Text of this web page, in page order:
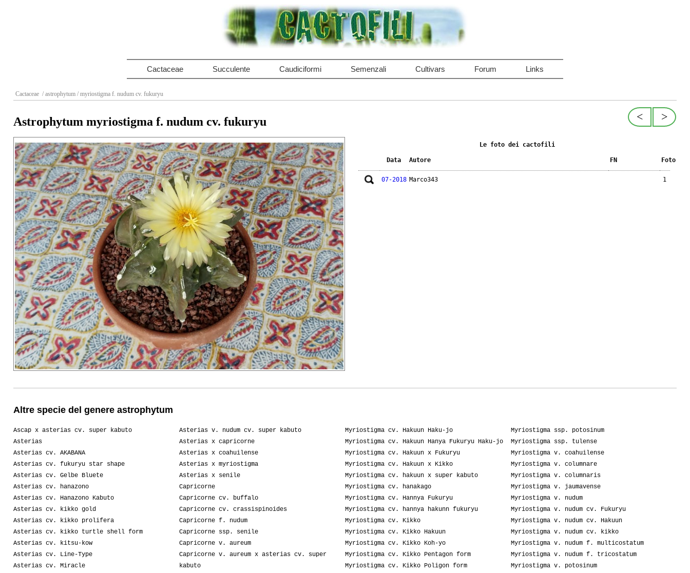
Cactaceae Succulente Caudiciformi Semenzali Cultivars Forum Links
Cactaceae / astrophytum / myriostigma f. nudum cv. fukuryu
>
<
Astrophytum myriostigma f. nudum cv. fukuryu
Le foto dei cactofili
Data Autore FN Foto
07-2018 Marco343 1
Altre specie del genere astrophytum
Ascap x asterias cv. super kabuto
Asterias
Asterias cv. AKABANA
Asterias cv. fukuryu star shape
Asterias cv. Gelbe Bluete
Asterias cv. hanazono
Asterias cv. Hanazono Kabuto
Asterias cv. kikko gold
Asterias cv. kikko prolifera
Asterias cv. kikko turtle shell form
Asterias cv. kitsu-kow
Asterias cv. Line-Type
Asterias cv. Miracle
Asterias v. nudum cv. super kabuto
Asterias x capricorne
Asterias x coahuilense
Asterias x myriostigma
Asterias x senile
Capricorne
Capricorne cv. buffalo
Capricorne cv. crassispinoides
Capricorne f. nudum
Capricorne ssp. senile
Capricorne v. aureum
Capricorne v. aureum x asterias cv. super
kabuto
Myriostigma cv. Hakuun Haku-jo
Myriostigma cv. Hakuun Hanya Fukuryu Haku-jo
Myriostigma cv. Hakuun x Fukuryu
Myriostigma cv. Hakuun x Kikko
Myriostigma cv. hakuun x super kabuto
Myriostigma cv. hanakago
Myriostigma cv. Hannya Fukuryu
Myriostigma cv. hannya hakunn fukuryu
Myriostigma cv. Kikko
Myriostigma cv. Kikko Hakuun
Myriostigma cv. Kikko Koh-yo
Myriostigma cv. Kikko Pentagon form
Myriostigma cv. Kikko Poligon form
Myriostigma ssp. potosinum
Myriostigma ssp. tulense
Myriostigma v. coahuilense
Myriostigma v. columnare
Myriostigma v. columnaris
Myriostigma v. jaumavense
Myriostigma v. nudum
Myriostigma v. nudum cv. Fukuryu
Myriostigma v. nudum cv. Hakuun
Myriostigma v. nudum cv. kikko
Myriostigma v. nudum f. multicostatum
Myriostigma v. nudum f. tricostatum
Myriostigma v. potosinum